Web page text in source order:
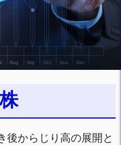
後からじり高の展開と